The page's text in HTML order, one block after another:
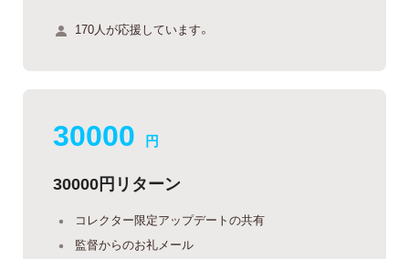
170人が応援しています。
30000 円
30000円リターン
コレクター限定アップデートの共有
監督からのお礼メール